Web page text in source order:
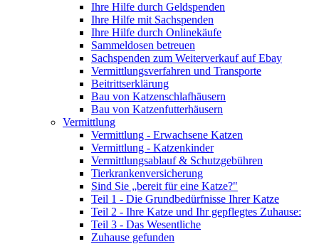
Ihre Hilfe durch Geldspenden
Ihre Hilfe mit Sachspenden
Ihre Hilfe durch Onlinekäufe
Sammeldosen betreuen
Sachspenden zum Weiterverkauf auf Ebay
Vermittlungsverfahren und Transporte
Beitrittserklärung
Bau von Katzenschlafhäusern
Bau von Katzenfutterhäusern
Vermittlung
Vermittlung - Erwachsene Katzen
Vermittlung - Katzenkinder
Vermittlungsablauf & Schutzgebühren
Tierkrankenversicherung
Sind Sie „bereit für eine Katze?"
Teil 1 - Die Grundbedürfnisse Ihrer Katze
Teil 2 - Ihre Katze und Ihr gepflegtes Zuhause:
Teil 3 - Das Wesentliche
Zuhause gefunden